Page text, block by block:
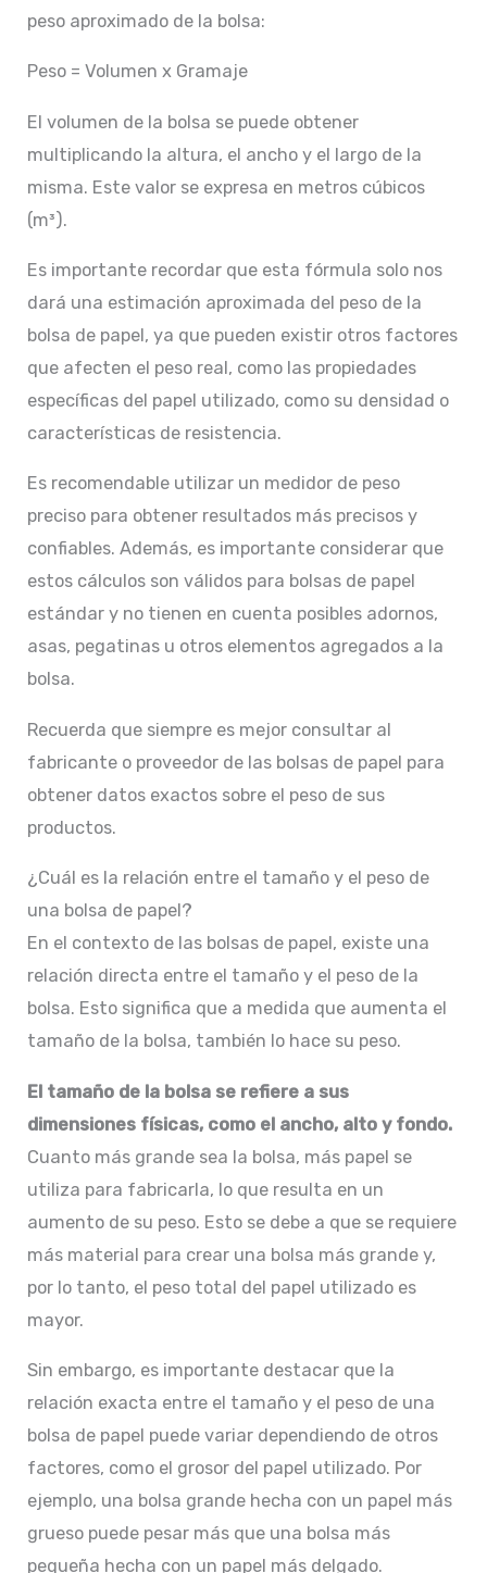
peso aproximado de la bolsa:
Peso = Volumen x Gramaje
El volumen de la bolsa se puede obtener
multiplicando la altura, el ancho y el largo de la
misma. Este valor se expresa en metros cúbicos
(m³).
Es importante recordar que esta fórmula solo nos
dará una estimación aproximada del peso de la
bolsa de papel, ya que pueden existir otros factores
que afecten el peso real, como las propiedades
específicas del papel utilizado, como su densidad o
características de resistencia.
Es recomendable utilizar un medidor de peso
preciso para obtener resultados más precisos y
confiables. Además, es importante considerar que
estos cálculos son válidos para bolsas de papel
estándar y no tienen en cuenta posibles adornos,
asas, pegatinas u otros elementos agregados a la
bolsa.
Recuerda que siempre es mejor consultar al
fabricante o proveedor de las bolsas de papel para
obtener datos exactos sobre el peso de sus
productos.
¿Cuál es la relación entre el tamaño y el peso de
una bolsa de papel?
En el contexto de las bolsas de papel, existe una
relación directa entre el tamaño y el peso de la
bolsa. Esto significa que a medida que aumenta el
tamaño de la bolsa, también lo hace su peso.
El tamaño de la bolsa se refiere a sus
dimensiones físicas, como el ancho, alto y fondo.
Cuanto más grande sea la bolsa, más papel se
utiliza para fabricarla, lo que resulta en un
aumento de su peso. Esto se debe a que se requiere
más material para crear una bolsa más grande y,
por lo tanto, el peso total del papel utilizado es
mayor.
Sin embargo, es importante destacar que la
relación exacta entre el tamaño y el peso de una
bolsa de papel puede variar dependiendo de otros
factores, como el grosor del papel utilizado. Por
ejemplo, una bolsa grande hecha con un papel más
grueso puede pesar más que una bolsa más
pequeña hecha con un papel más delgado.